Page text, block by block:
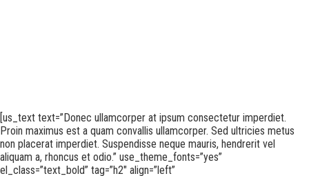
[us_text text=”Donec ullamcorper at ipsum consectetur imperdiet.
Proin maximus est a quam convallis ullamcorper. Sed ultricies metus
non placerat imperdiet. Suspendisse neque mauris, hendrerit vel
aliquam a, rhoncus et odio.” use_theme_fonts=”yes”
el_class=”text_bold” tag=”h2″ align=”left”